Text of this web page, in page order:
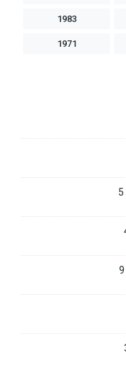
1983
1971